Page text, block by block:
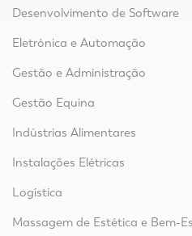
Desenvolvimento de Software
Eletrónica e Automação
Gestão e Administração
Gestão Equina
Indústrias Alimentares
Instalações Elétricas
Logística
Massagem de Estética e Bem-